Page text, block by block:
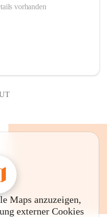
vorhanden
Maps anzuzeigen,
externer Cookies